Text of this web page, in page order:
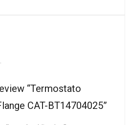
“Termostato
CAT-BT14704025”